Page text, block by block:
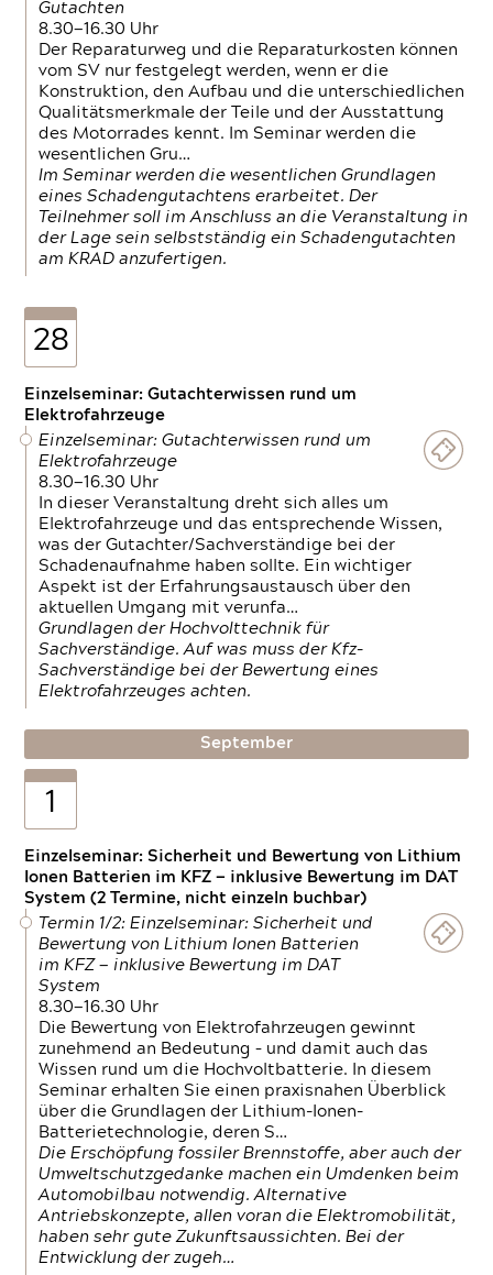
Gutachten
8.30—16.30 Uhr
Der Reparaturweg und die Reparaturkosten können
vom SV nur festgelegt werden, wenn er die
Konstruktion, den Aufbau und die unterschiedlichen
Qualitätsmerkmale der Teile und der Ausstattung
des Motorrades kennt. Im Seminar werden die
wesentlichen Gru…
Im Seminar werden die wesentlichen Grundlagen
eines Schadengutachtens erarbeitet. Der
Teilnehmer soll im Anschluss an die Veranstaltung in
der Lage sein selbstständig ein Schadengutachten
am KRAD anzufertigen.
28
Einzelseminar: Gutachterwissen rund um
Elektrofahrzeuge
Einzelseminar: Gutachterwissen rund um
Elektrofahrzeuge
8.30—16.30 Uhr
In dieser Veranstaltung dreht sich alles um
Elektrofahrzeuge und das entsprechende Wissen,
was der Gutachter/Sachverständige bei der
Schadenaufnahme haben sollte. Ein wichtiger
Aspekt ist der Erfahrungsaustausch über den
aktuellen Umgang mit verunfa…
Grundlagen der Hochvolttechnik für
Sachverständige. Auf was muss der Kfz-
Sachverständige bei der Bewertung eines
Elektrofahrzeuges achten.
September
1
Einzelseminar: Sicherheit und Bewertung von Lithium
Ionen Batterien im KFZ — inklusive Bewertung im DAT
System (2 Termine, nicht einzeln buchbar)
Termin 1/2: Einzelseminar: Sicherheit und
Bewertung von Lithium Ionen Batterien
im KFZ — inklusive Bewertung im DAT
System
8.30—16.30 Uhr
Die Bewertung von Elektrofahrzeugen gewinnt
zunehmend an Bedeutung – und damit auch das
Wissen rund um die Hochvoltbatterie. In diesem
Seminar erhalten Sie einen praxisnahen Überblick
über die Grundlagen der Lithium-Ionen-
Batterietechnologie, deren S…
Die Erschöpfung fossiler Brennstoffe, aber auch der
Umweltschutzgedanke machen ein Umdenken beim
Automobilbau notwendig. Alternative
Antriebskonzepte, allen voran die Elektromobilität,
haben sehr gute Zukunftsaussichten. Bei der
Entwicklung der zugeh…